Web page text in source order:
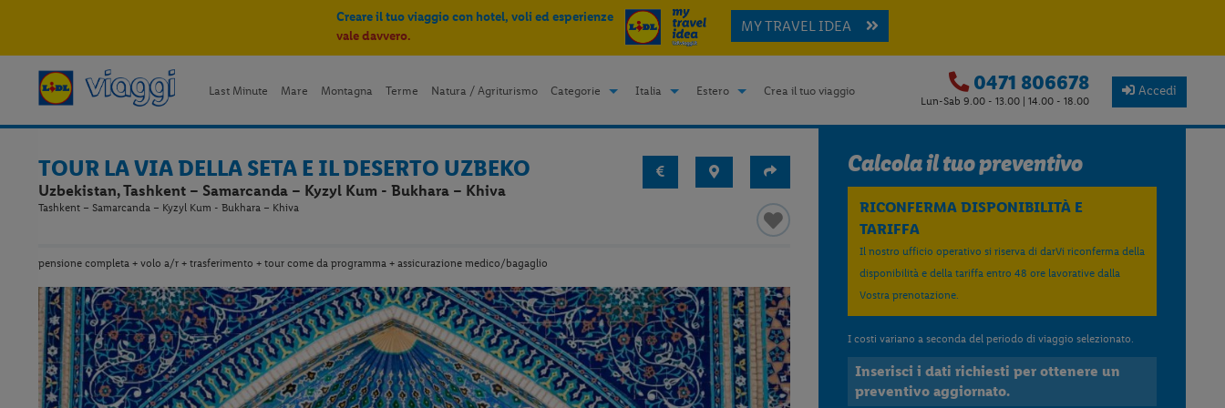
Creare il tuo viaggio con hotel, voli ed esperienze
vale davvero.
MY TRAVEL IDEA
Last Minute Mare Montagna Terme Natura / Agriturismo Categorie Italia Estero Crea il tuo viaggio 0471 806678
Lun-Sab 9.00 - 13.00 | 14.00 - 18.00
Accedi
TOUR LA VIA DELLA SETA E IL DESERTO UZBEKO
Uzbekistan, Tashkent – Samarcanda – Kyzyl Kum - Bukhara – Khiva
Tashkent – Samarcanda – Kyzyl Kum - Bukhara – Khiva
pensione completa + volo a/r + trasferimento + tour come da programma + assicurazione medico/bagaglio
Calcola il tuo preventivo
RICONFERMA DISPONIBILITÀ E
TARIFFA
Il nostro ufficio operativo si riserva di darVi riconferma della
disponibilità e della tariffa entro 48 ore lavorative dalla
Vostra prenotazione.
I costi variano a seconda del periodo di viaggio selezionato.
Inserisci i dati richiesti per ottenere un
preventivo aggiornato.